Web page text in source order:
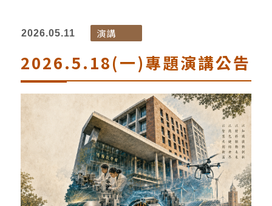
2026.05.11 演講
2026.5.18(一)專題演講公告